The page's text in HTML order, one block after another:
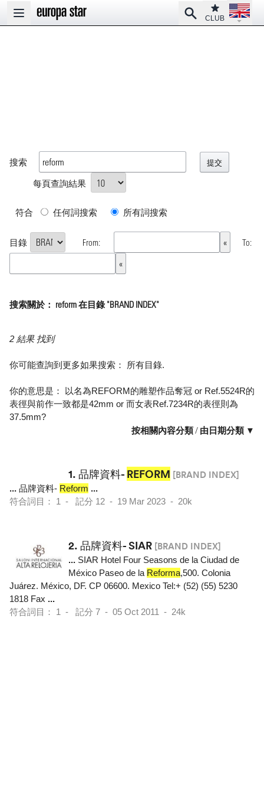
Open main menu
SearchClub
CLUB
Open
搜索
每頁查詢結果
符合 任何詞搜索 所有詞搜索
目錄 From: To:
搜索關於： reform 在目錄 "BRAND INDEX"
2 結果 找到
你可能查詢到更多如果搜索： 所有目錄.
你的意思是： 以名為REFORM的雕塑作品奪冠 or Ref.5524R的
表徑與前作一致都是42mm or 而女表Ref.7234R的表徑則為
37.5mm?
按相關內容分類/ 由日期分類 ▼
1. 品牌資料- REFORM [BRAND INDEX]
... 品牌資料- Reform ...
符合詞目： 1 - 記分 12 - 19 Mar 2023 - 20k
2. 品牌資料- SIAR [BRAND INDEX]
... SIAR Hotel Four Seasons de la Ciudad de
México Paseo de la Reforma,500. Colonia
Juárez. México, DF. CP 06600. Mexico Tel:+ (52) (55) 5230
1818 Fax ...
符合詞目： 1 - 記分 7 - 05 Oct 2011 - 24k